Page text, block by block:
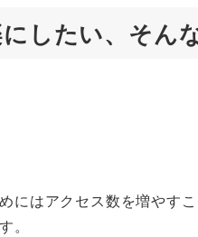
したい、そん
にはアクセス数を増やす
。